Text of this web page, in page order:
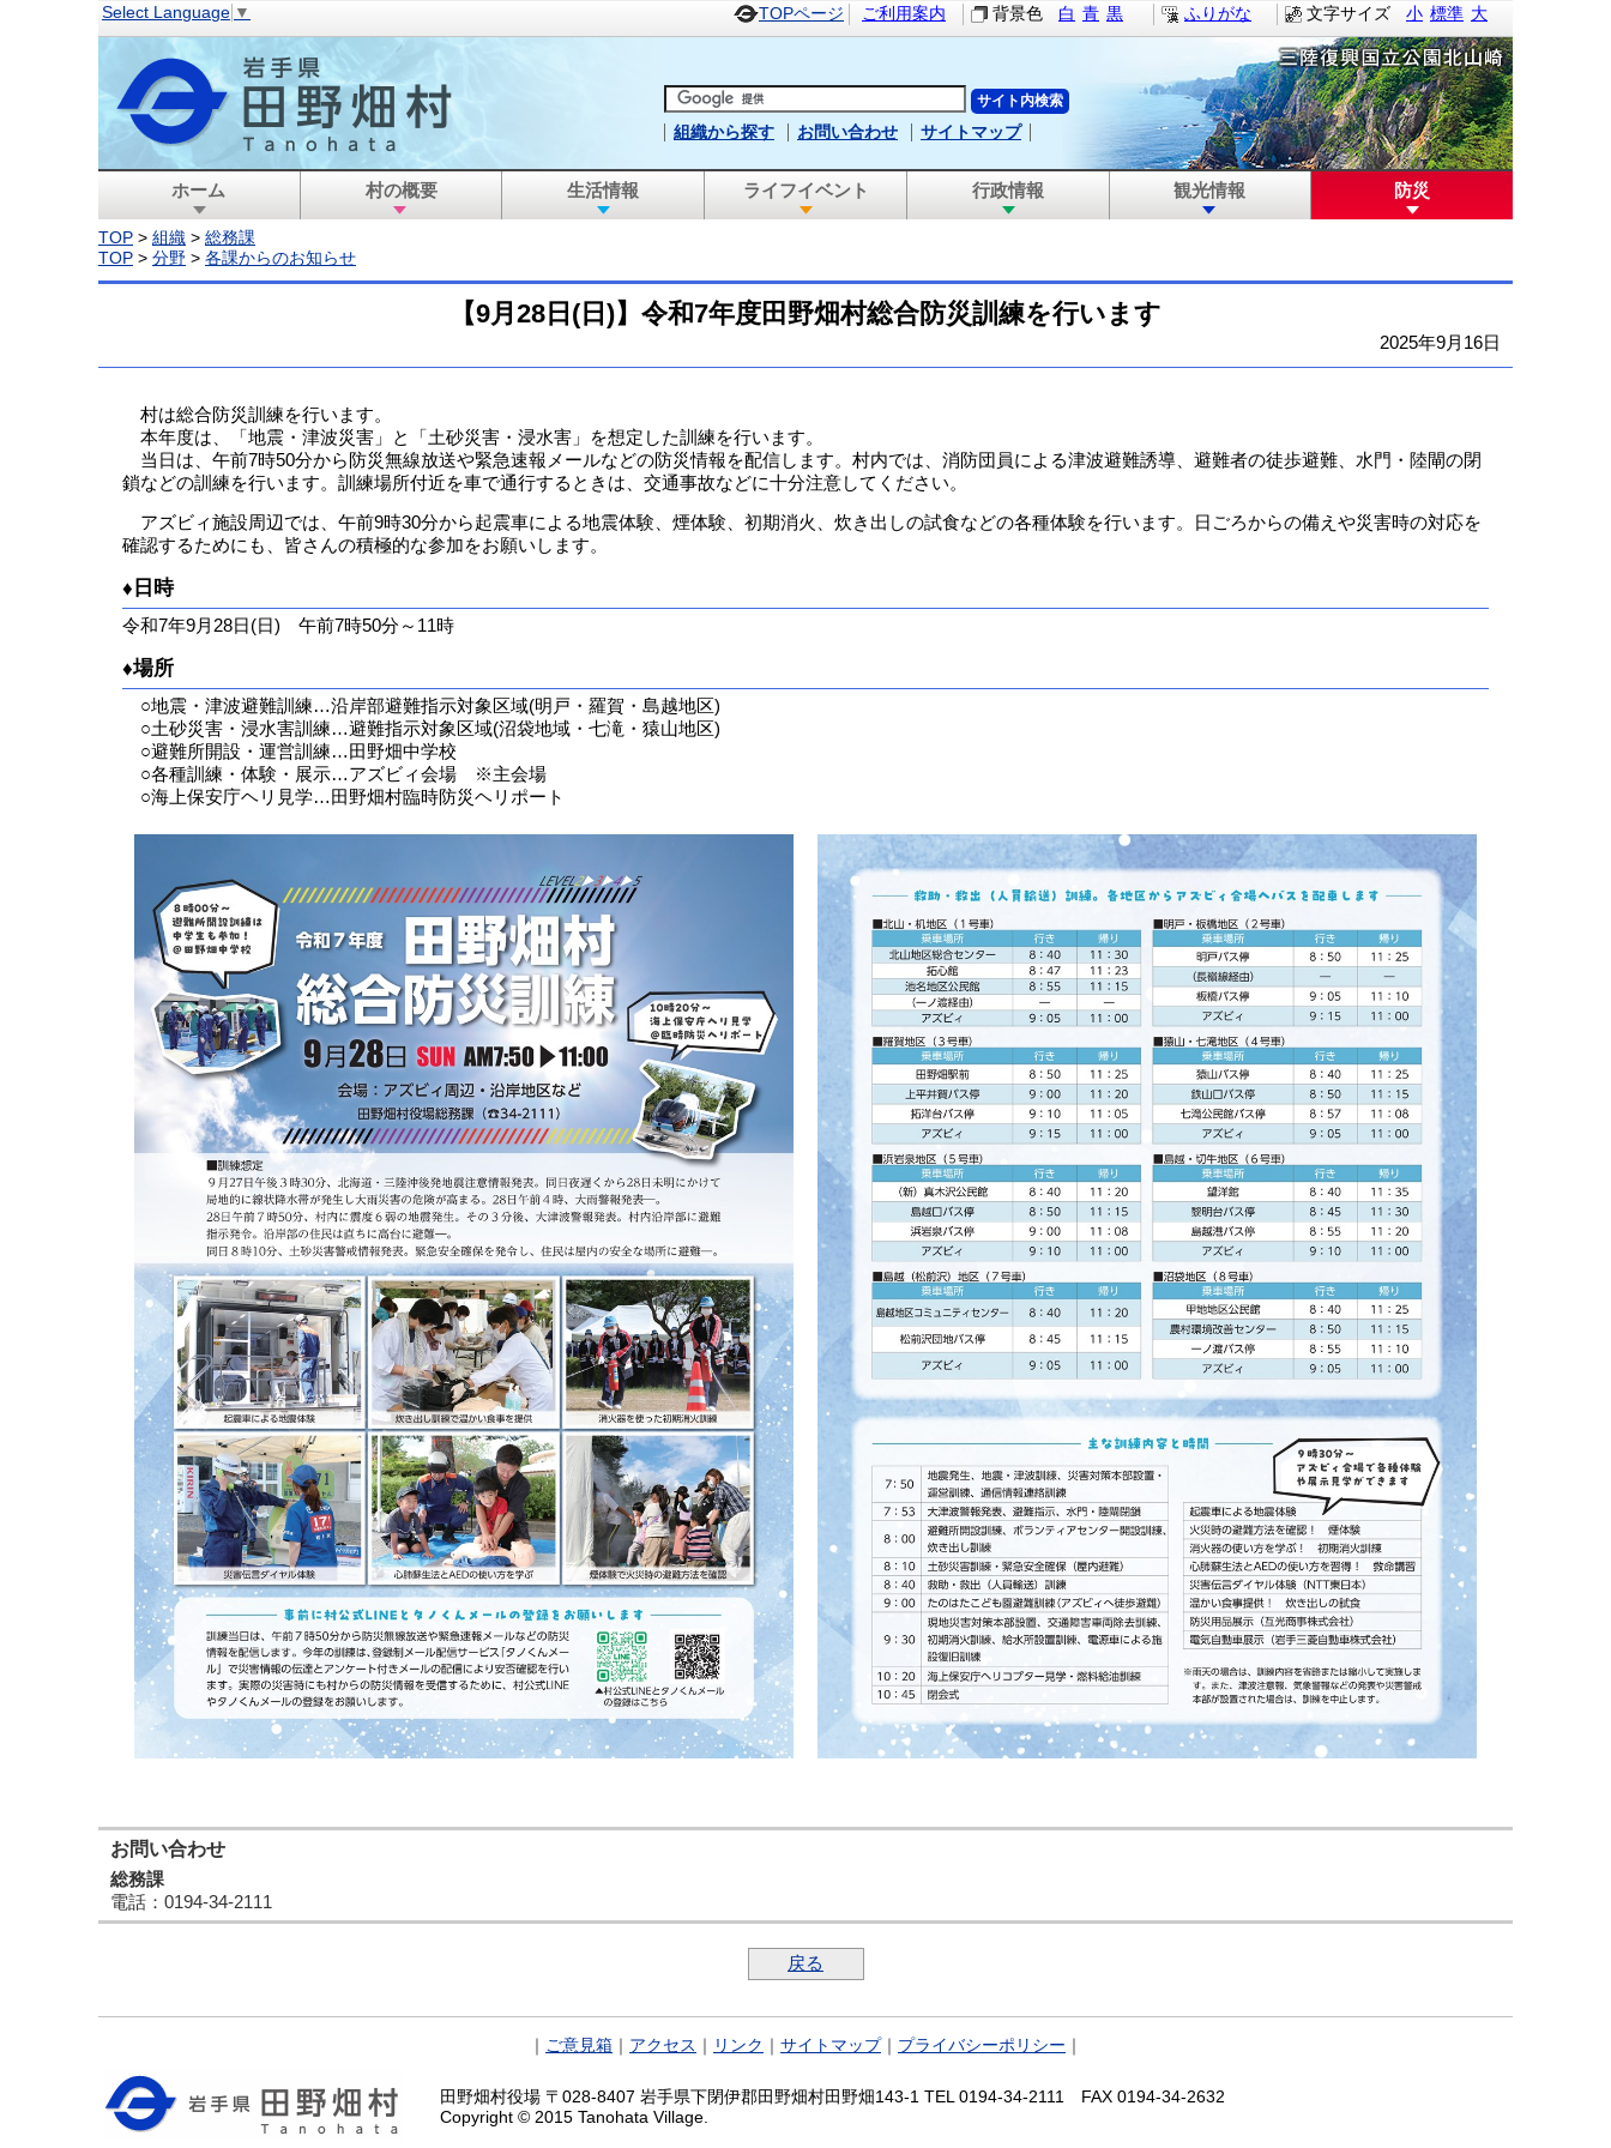
文字サイズ 小 標準 大
Select Language ▼ TOPページ ご利用案内 背景色 白 青 黒 ふりがな
組織から探す お問い合わせ サイトマップ
ホーム 村の概要 生活情報 ライフイベント 行政情報 観光情報 防災
TOP > 組織 > 総務課
TOP > 分野 > 各課からのお知らせ
【9月28日(日)】令和7年度田野畑村総合防災訓練を行います
2025年9月16日
村は総合防災訓練を行います。
本年度は、「地震・津波災害」と「土砂災害・浸水害」を想定した訓練を行います。
当日は、午前7時50分から防災無線放送や緊急速報メールなどの防災情報を配信します。村内では、消防団員による津波避難誘導、避難者の徒歩避難、水門・陸閘の閉
鎖などの訓練を行います。訓練場所付近を車で通行するときは、交通事故などに十分注意してください。
アズビィ施設周辺では、午前9時30分から起震車による地震体験、煙体験、初期消火、炊き出しの試食などの各種体験を行います。日ごろからの備えや災害時の対応を
確認するためにも、皆さんの積極的な参加をお願いします。
♦日時
令和7年9月28日(日) 午前7時50分～11時
♦場所
○地震・津波避難訓練…沿岸部避難指示対象区域(明戸・羅賀・島越地区)
○土砂災害・浸水害訓練…避難指示対象区域(沼袋地域・七滝・猿山地区)
○避難所開設・運営訓練…田野畑中学校
○各種訓練・体験・展示…アズビィ会場 ※主会場
○海上保安庁ヘリ見学…田野畑村臨時防災ヘリポート
お問い合わせ
総務課
電話 ：0194-34-2111
戻る
ご意見箱 アクセス リンク サイトマップ｜ プライバシーポリシー
田野畑村役場 〒028-8407 岩手県下閉伊郡田野畑村田野畑143-1 TEL 0194-34-2111 FAX 0194-34-2632
Copyright © 2015 Tanohata Village.